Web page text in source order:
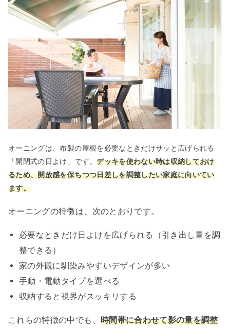
オーニングは、布製の屋根を必要なときだけサッと広げられる
「開閉式の日よけ」です。デッキを使わない時は収納しておけ
るため、開放感を保ちつつ日差しを調整したい家庭に向いてい
ます。
オーニングの特徴は、次のとおりです。
必要なときだけ日よけを広げられる（引き出し量を調
整できる）
家の外観に馴染みやすいデザインが多い
手動・電動タイプを選べる
収納すると視界がスッキリする
これらの特徴の中でも、 時間帯に合わせて影の量を調整